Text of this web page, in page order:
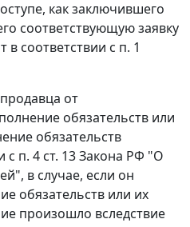
как заключившего
соответствующую заявку
в соответствии с п. 1
от
обязательств или
обязательств
с п. 4 ст. 13 Закона РФ "О
в случае, если он
обязательств или их
произошло вследствие